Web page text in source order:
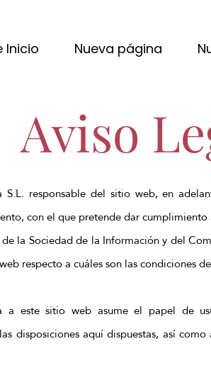
Inicio Nueva página
Aviso
S.L. responsable del sitio web, en
con el que pretende dar
la Sociedad de la Información y del
respecto a cuáles son las condiciones
a este sitio web asume el papel de
disposiciones aquí dispuestas, así